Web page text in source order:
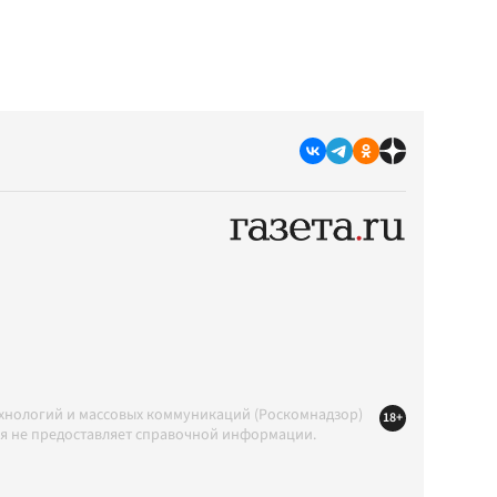
и массовых коммуникаций (Роскомнадзор)
не предоставляет справочной информации.
18+